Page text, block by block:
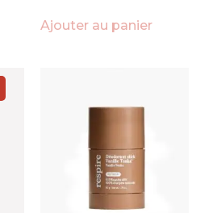
Ajouter au panier